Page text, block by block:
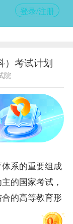
登录/注册
）考试计划
院
系的重要组成
的国家考试，
的高等教育形